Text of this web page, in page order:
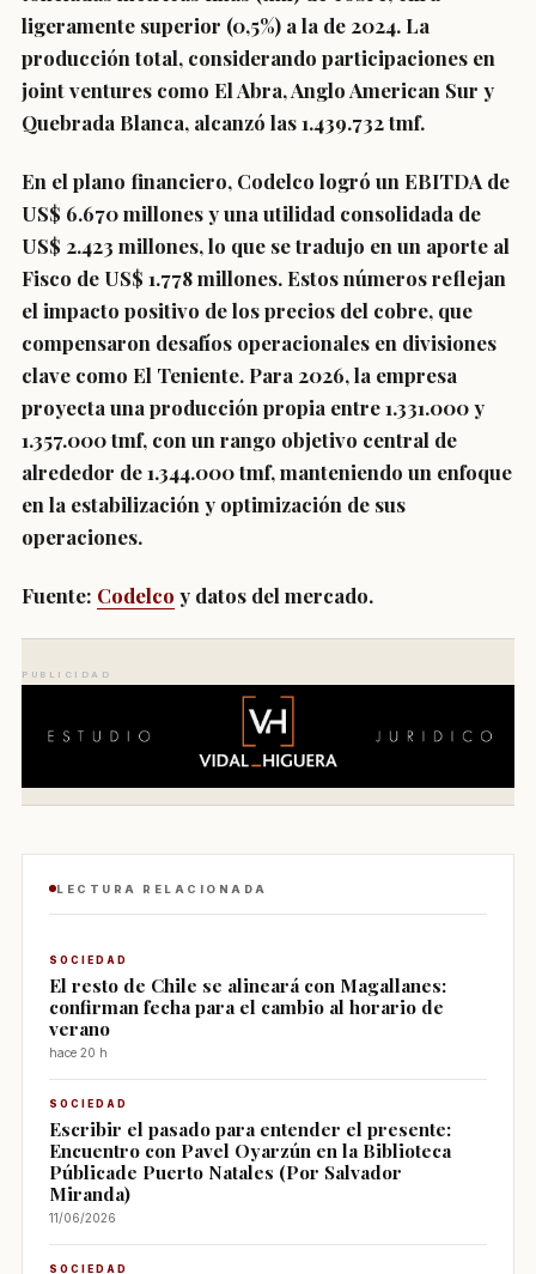
ligeramente superior (0,5%) a la de 2024. La
producción total, considerando participaciones en
joint ventures como El Abra, Anglo American Sur y
Quebrada Blanca, alcanzó las 1.439.732 tmf.
En el plano financiero, Codelco logró un EBITDA de
US$ 6.670 millones y una utilidad consolidada de
US$ 2.423 millones, lo que se tradujo en un aporte al
Fisco de US$ 1.778 millones. Estos números reflejan
el impacto positivo de los precios del cobre, que
compensaron desafíos operacionales en divisiones
clave como El Teniente. Para 2026, la empresa
proyecta una producción propia entre 1.331.000 y
1.357.000 tmf, con un rango objetivo central de
alrededor de 1.344.000 tmf, manteniendo un enfoque
en la estabilización y optimización de sus
operaciones.
Fuente: Codelco y datos del mercado.
PUBLICIDAD
LECTURA RELACIONADA
SOCIEDAD
El resto de Chile se alineará con Magallanes:
confirman fecha para el cambio al horario de
verano
hace 20 h
SOCIEDAD
Escribir el pasado para entender el presente:
Encuentro con Pavel Oyarzún en la Biblioteca
Públicade Puerto Natales (Por Salvador
Miranda)
11/06/2026
SOCIEDAD